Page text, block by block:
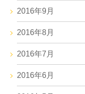
2016年9月
2016年8月
2016年7月
2016年6月